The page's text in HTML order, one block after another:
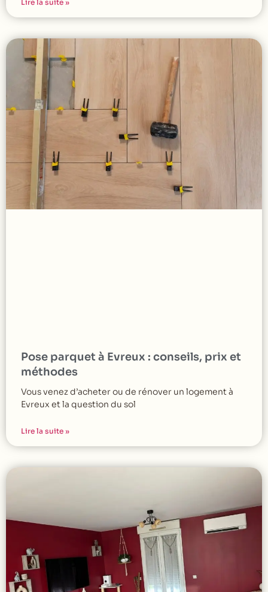
Lire la suite »
Pose parquet à Evreux : conseils, prix et
méthodes
Vous venez d’acheter ou de rénover un logement à
Evreux et la question du sol
Lire la suite »